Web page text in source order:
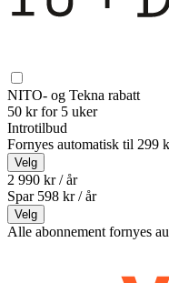
NITO- og Tekna rabatt
50 kr for 5 uker
Introtilbud
Fornyes automatisk til 299
Velg
2 990 kr / år
Spar 598 kr /år
Velg
Alle abonnement fornyes